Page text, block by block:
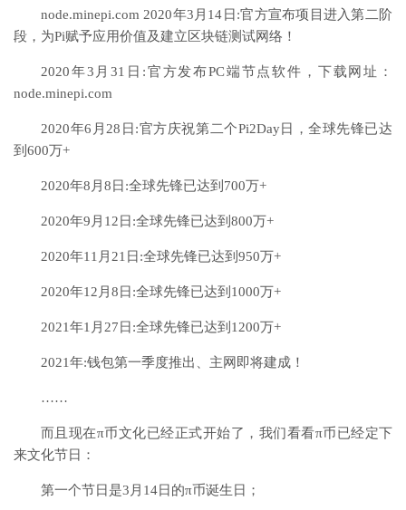
node.minepi.com 2020年3月14日:官方宣布项目进入第二阶
段，为Pi赋予应用价值及建立区块链测试网络！
2020年3月31日:官方发布PC端节点软件，下载网址：
node.minepi.com
2020年6月28日:官方庆祝第二个Pi2Day日，全球先锋已达
到600万+
2020年8月8日:全球先锋已达到700万+
2020年9月12日:全球先锋已达到800万+
2020年11月21日:全球先锋已达到950万+
2020年12月8日:全球先锋已达到1000万+
2021年1月27日:全球先锋已达到1200万+
2021年:钱包第一季度推出、主网即将建成！
……
而且现在π币文化已经正式开始了，我们看看π币已经定下
来文化节日：
第一个节日是3月14日的π币诞生日；